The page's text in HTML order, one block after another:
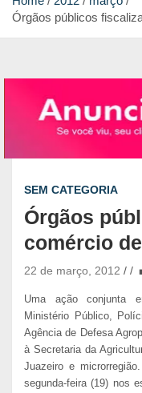
Órgãos públicos
SEM CATEGORIA
Órgãos
comércio
22 de março, 2012
Uma ação conjunta
Ministério Público,
Agência de Defesa
à Secretaria da
Juazeiro e
segunda-feira (19) nos